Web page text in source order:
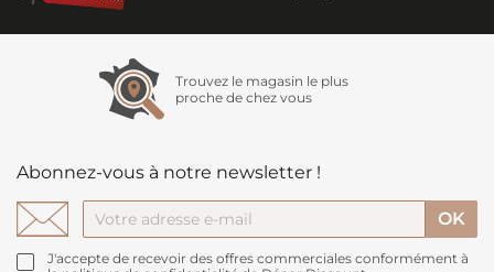
Trouvez le magasin le plus
proche de chez vous
Abonnez-vous à notre newsletter !
J'accepte de recevoir des offres commerciales conformément à